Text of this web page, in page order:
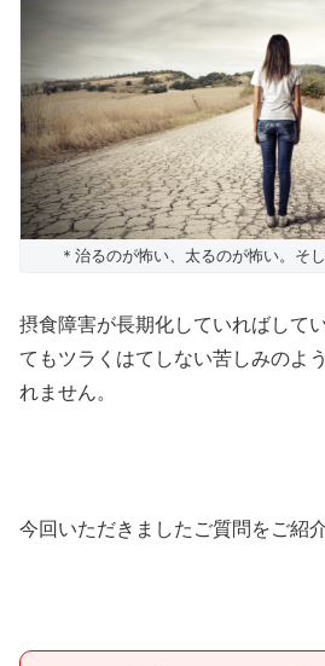
＊治るのが怖い、太るのが怖い。そ
摂食障害が長期化していればして
てもツラくはてしない苦しみのよ
れません。
今回いただきましたご質問をご紹